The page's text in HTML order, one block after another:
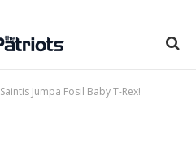
Saintis Jumpa Fosil Baby T-Rex!